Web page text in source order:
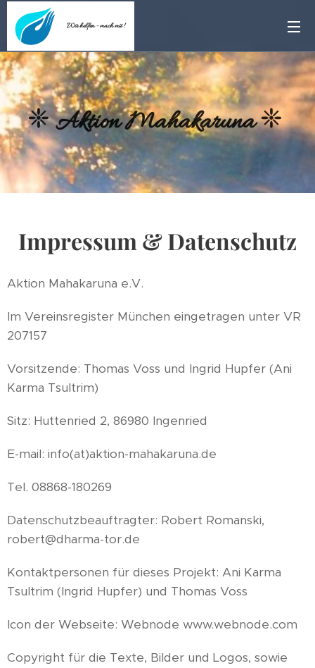
Wir helfen - mach mit !
❈Aktion Mahakaruna❈
Impressum & Datenschutz
Aktion Mahakaruna e.V.
Im Vereinsregister München eingetragen unter VR
207157
Vorsitzende: Thomas Voss und Ingrid Hupfer (Ani
Karma Tsultrim)
Sitz: Huttenried 2, 86980 Ingenried
E-mail: info(at)aktion-mahakaruna.de
Tel. 08868-180269
Datenschutzbeauftragter: Robert Romanski,
robert@dharma-tor.de
Kontaktpersonen für dieses Projekt: Ani Karma
Tsultrim (Ingrid Hupfer) und Thomas Voss
Icon der Webseite: Webnode www.webnode.com
Copyright für die Texte, Bilder und Logos, sowie